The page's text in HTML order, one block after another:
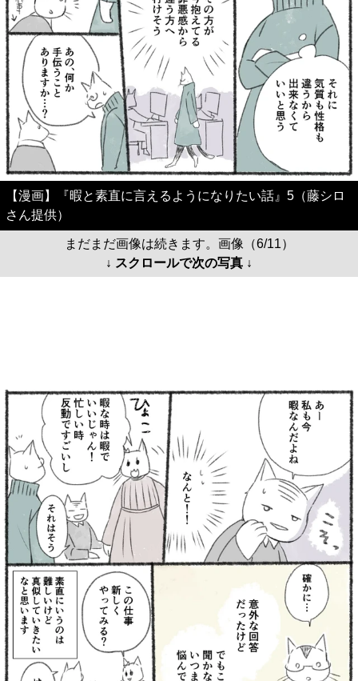
【漫画】『暇と素直に言えるようになりたい話』5（藤シロ
さん提供）
まだまだ画像は続きます。画像（6/11）
↓ スクロールで次の写真 ↓